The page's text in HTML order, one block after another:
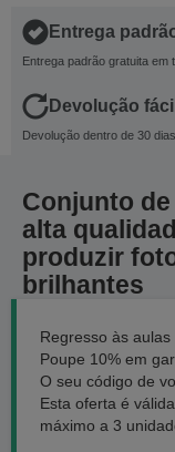
Entrega
Entrega padrão gratuita
Devolução fácil
Devolução dentro de 30
Conjunto
alta
produzir
brilhantes
Regresso às aulas
Poupe 10% em
O seu código de
Esta oferta é
máximo a 3